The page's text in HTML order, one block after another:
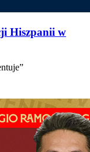
Hiszpanii w